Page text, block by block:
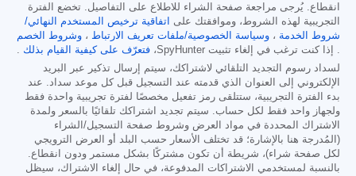
انقطاع. يُرجى مراجعة صفحة الشراء للاطلاع على التفاصيل. تخضع الفترة
التجريبية لهذه الشروط، وموافقتك على
اتفاقية ترخيص المستخدم النهائي/
شروط الخدمة ، وسياسة الخصوصية/ملفات تعريف الارتباط ، وشروط الخصم
. إذا كنت ترغب في إلغاء تثبيت SpyHunter،
فتعرّف على كيفية القيام بذلك .
لسداد رسوم التجديد التلقائي لاشتراكك، سيتم إرسال تذكير عبر البريد
الإلكتروني إلى العنوان الذي قدمته عند التسجيل قبل كل موعد سداد. عند
بدء الفترة التجريبية، ستتلقى رمز تفعيل مخصصًا لفترة تجريبية واحدة فقط
ولجهاز واحد فقط لكل حساب. سيتم تجديد اشتراكك تلقائيًا بالسعر ولمدة
الاشتراك المحددة في مواد العرض وشروط صفحة التسجيل/الشراء
(المُدرجة هنا بالإشارة؛ قد تختلف الأسعار حسب البلد أو العرض الترويجي
لكل صفحة شراء)، شريطة أن تكون مشتركًا بشكل مستمر ودون انقطاع.
بالنسبة لمستخدمي الاشتراكات المدفوعة، في حال إلغاء الاشتراك، سيظل